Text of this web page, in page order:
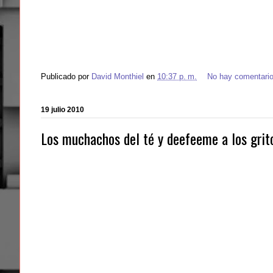
Publicado por David Monthiel en 10:37 p. m. No hay
19 julio 2010
Los muchachos del té y deefeeme a los